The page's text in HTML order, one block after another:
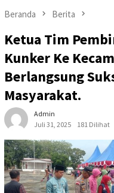
Beranda Berita
Ketua Tim
Kunker Ke
Berlangsung
Masyarakat.
Admin
Juli 31, 2025
181 Dilihat